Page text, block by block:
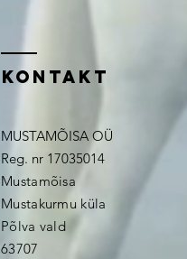
kontakt
MUSTAMÕISA OÜ
Reg. nr 17035014
Mustamõisa
Mustakurmu küla
Põlva vald
63707